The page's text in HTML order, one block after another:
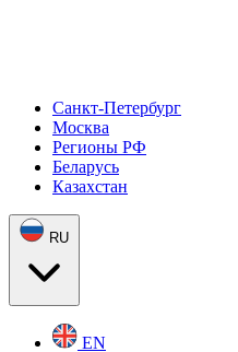
Санкт-Петербург
Москва
Регионы РФ
Беларусь
Казахстан
RU
EN